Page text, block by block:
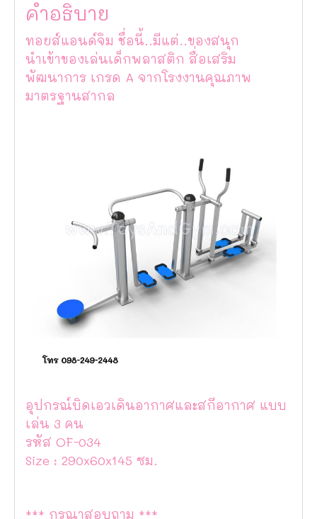
คำอธิบาย
ทอยส์แอนด์จิม ชื่อนี้..มีแต่..ของสนุก
นำเข้าของเล่นเด็กพลาสติก สื่อเสริม
พัฒนาการ เกรด A จากโรงงานคุณภาพ
มาตรฐานสากล
อุปกรณ์บิดเอวเดินอากาศและสกีอากาศ แบบ
เล่น 3 คน
รหัส OF-034
Size : 290x60x145 ซม.
*** กรุณาสอบถาม ***